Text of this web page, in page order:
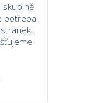
skupině
potřeba